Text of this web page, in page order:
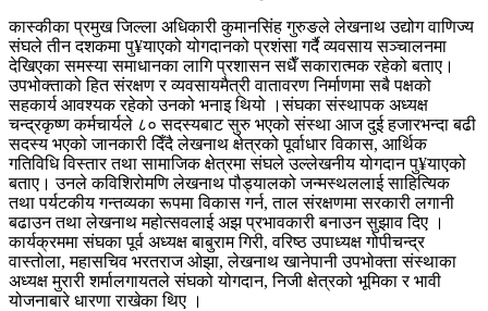
कास्कीका प्रमुख जिल्ला अधिकारी कुमानसिंह गुरुङले लेखनाथ उद्योग वाणिज्य
संघले तीन दशकमा पु¥याएको योगदानको प्रशंसा गर्दै व्यवसाय सञ्चालनमा
देखिएका समस्या समाधानका लागि प्रशासन सधैँ सकारात्मक रहेको बताए।
उपभोक्ताको हित संरक्षण र व्यवसायमैत्री वातावरण निर्माणमा सबै पक्षको
सहकार्य आवश्यक रहेको उनको भनाइ थियो ।संघका संस्थापक अध्यक्ष
चन्द्रकृष्ण कर्मचार्यले ८० सदस्यबाट सुरु भएको संस्था आज दुई हजारभन्दा बढी
सदस्य भएको जानकारी दिँदै लेखनाथ क्षेत्रको पूर्वाधार विकास, आर्थिक
गतिविधि विस्तार तथा सामाजिक क्षेत्रमा संघले उल्लेखनीय योगदान पु¥याएको
बताए। उनले कविशिरोमणि लेखनाथ पौड्यालको जन्मस्थललाई साहित्यिक
तथा पर्यटकीय गन्तव्यका रूपमा विकास गर्न, ताल संरक्षणमा सरकारी लगानी
बढाउन तथा लेखनाथ महोत्सवलाई अझ प्रभावकारी बनाउन सुझाव दिए ।
कार्यक्रममा संघका पूर्व अध्यक्ष बाबुराम गिरी, वरिष्ठ उपाध्यक्ष गोपीचन्द्र
वास्तोला, महासचिव भरतराज ओझा, लेखनाथ खानेपानी उपभोक्ता संस्थाका
अध्यक्ष मुरारी शर्मालगायतले संघको योगदान, निजी क्षेत्रको भूमिका र भावी
योजनाबारे धारणा राखेका थिए ।